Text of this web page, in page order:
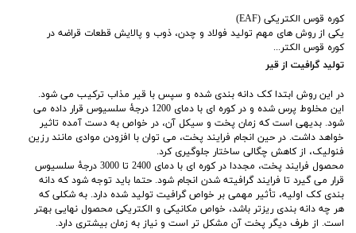
کوره قوس الکتریکی (EAF)
یکی از روش های مهم تولید فولاد و چدن، ذوب و پالایش قطعات قراضه در
کوره قوس الکتر...
تولید گرافیت از قیر
در این روش ابتدا کک دانه‌ بندی شده و سپس با قیر مذاب ترکیب می شود.
این مخلوط پرس شده و در کوره ‌ای با دمای 1200 درجۀ سلسیوس قرار داده می‌
شود. بدیهی است که زمان پخت و سیکل آن، در خواص به دست آمده تاثیر
خواهد داشت. در حین انجام فرایند پخت، می توان با افزودن موادی مانند رزین
فنولیک، از کاهش چگالی ساختار جلوگیری کرد.
محصول فرایند پخت، مجددا در کوره ای با دمای 2400 تا 3000 درجۀ سلسیوس
قرار می گیرد تا فرایند گرافیته شدن انجام شود. حتما باید توجه شود که دانه
‌بندی کک اولیه، تأثیر مهمی بر خواص گرافیت تولید شده دارد. به شکلی که
هر چه دانه ‌بندی ریزتر باشد، خواص مکانیکی و الکتریکی محصول نهایی بهتر
است. از طرف دیگر پخت آن مشکل ‌تر است و نیاز به زمان بیشتری دارد.